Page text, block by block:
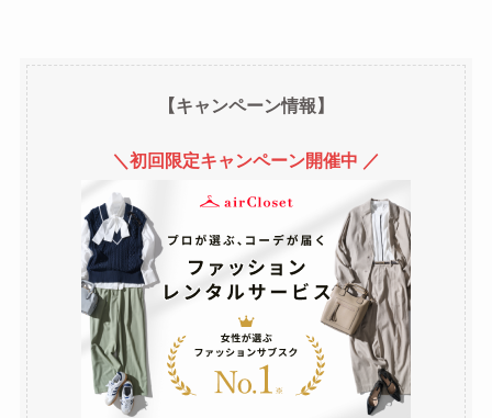
【キャンペーン情報】
＼初回限定キャンペーン開催中 ／